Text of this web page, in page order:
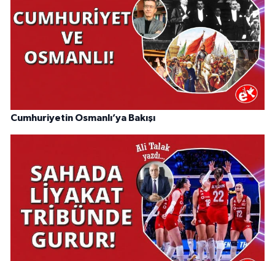
Cumhuriyetin Osmanlı’ya Bakışı